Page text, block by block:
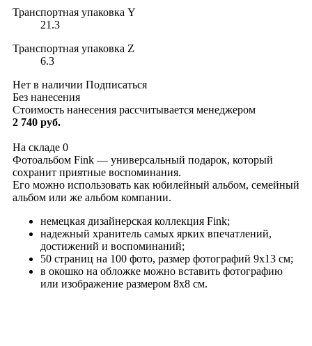
Транспортная упаковка Y
21.3
Транспортная упаковка Z
6.3
Нет в наличии Подписаться
Без нанесения
Стоимость нанесения рассчитывается менеджером
2 740 руб.
На складе 0
Фотоальбом Fink — универсальный подарок, который
сохранит приятные воспоминания.
Его можно использовать как юбилейный альбом, семейный
альбом или же альбом компании.
немецкая дизайнерская коллекция Fink;
надежный хранитель самых ярких впечатлений,
достижений и воспоминаний;
50 страниц на 100 фото, размер фотографий 9х13 см;
в окошко на обложке можно вставить фотографию
или изображение размером 8х8 см.